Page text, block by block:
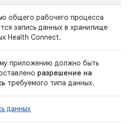
общего рабочего процесса
запись данных в хранилище
Health Connect.
приложению должно быть
разрешение на
требуемого типа данных.
данных